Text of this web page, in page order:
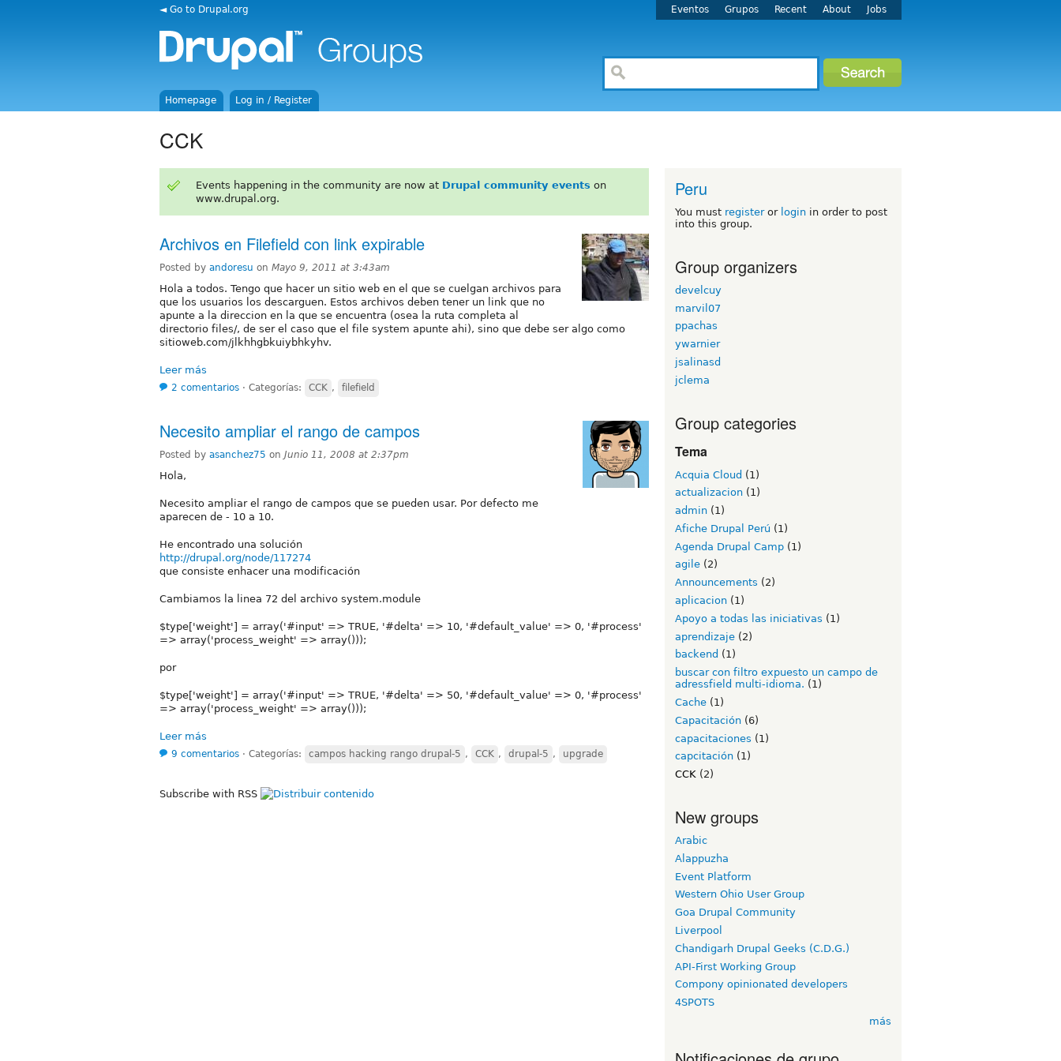
◄ Go to Drupal.org Eventos Grupos Recent About Jobs
Homepage Log in / Register
CCK
Events happening in the community are now at Drupal community events on
www.drupal.org.
Archivos en Filefield con link expirable
Posted by andoresu on Mayo 9, 2011 at 3:43am
Hola a todos. Tengo que hacer un sitio web en el que se cuelgan archivos para
que los usuarios los descarguen. Estos archivos deben tener un link que no
apunte a la direccion en la que se encuentra (osea la ruta completa al
directorio files/, de ser el caso que el file system apunte ahi), sino que debe ser algo como
sitioweb.com/jlkhhgbkuiybhkyhv.
Leer más
2 comentarios ⋅ Categorías: CCK , filefield
Necesito ampliar el rango de campos
Posted by asanchez75 on Junio 11, 2008 at 2:37pm
Hola,
Necesito ampliar el rango de campos que se pueden usar. Por defecto me
aparecen de - 10 a 10.
He encontrado una solución
http://drupal.org/node/117274
que consiste enhacer una modificación
Cambiamos la linea 72 del archivo system.module
$type['weight'] = array('#input' => TRUE, '#delta' => 10, '#default_value' => 0, '#process'
=> array('process_weight' => array()));
por
$type['weight'] = array('#input' => TRUE, '#delta' => 50, '#default_value' => 0, '#process'
=> array('process_weight' => array()));
Leer más
9 comentarios ⋅ Categorías: campos hacking rango drupal-5 , CCK , drupal-5 , upgrade
Subscribe with RSS
Peru
You must registeror login in order to post
into this group.
Group organizers
develcuy
marvil07
ppachas
ywarnier
jsalinasd
jclema
Group categories
Tema
Acquia Cloud (1)
actualizacion (1)
admin (1)
Afiche Drupal Perú (1)
Agenda Drupal Camp (1)
agile (2)
Announcements (2)
aplicacion (1)
Apoyo a todas las iniciativas (1)
aprendizaje (2)
backend (1)
buscar con filtro expuesto un campo de
adressfield multi-idioma. (1)
Cache (1)
Capacitación (6)
capacitaciones (1)
capcitación (1)
CCK (2)
New groups
Arabic
Alappuzha
Event Platform
Western Ohio User Group
Goa Drupal Community
Liverpool
Chandigarh Drupal Geeks (C.D.G.)
API-First Working Group
Compony opinionated developers
4SPOTS
más